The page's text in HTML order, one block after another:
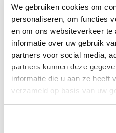
We gebruiken cookies om
personaliseren, om functies
en om ons websiteverkeer te
informatie over uw gebruik
partners voor social media,
partners kunnen deze
informatie die u aan ze heeft
verzameld op basis van uw
←terug naar het overzicht
van andere steden
Disclaimer
De informatie op deze
samengesteld, maar kan
veranderen. Recycle-bak
fouten of schade als
verouderde informatie.